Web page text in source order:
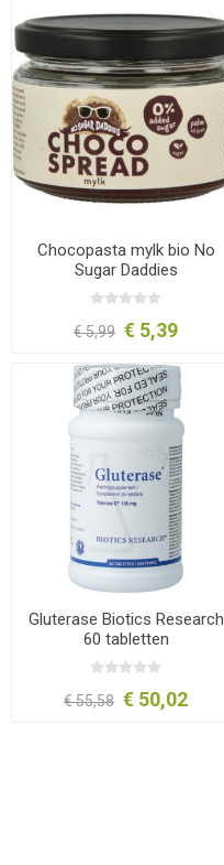
Chocopasta mylk bio No
Sugar Daddies
€ 5,99 € 5,39
Gluterase Biotics Research
60 tabletten
€ 55,58 € 50,02